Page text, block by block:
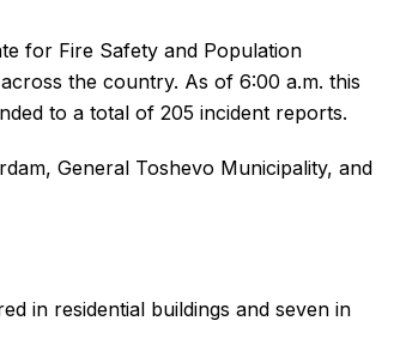
for Fire Safety and Population
the country. As of 6:00 a.m. this
to a total of 205 incident reports.
General Toshevo Municipality, and
in residential buildings and seven in